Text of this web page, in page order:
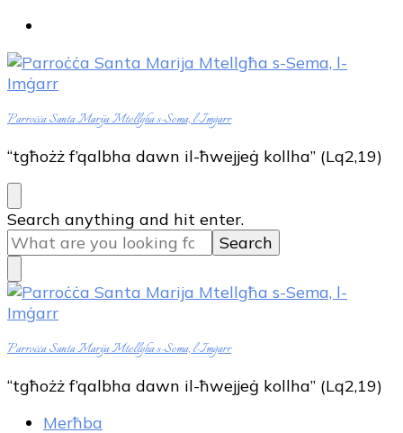
Parroċċa Santa Marija Mtellgħa s-Sema, l-Imġarr
“tgħożż f’qalbha dawn il-ħwejjeġ kollha” (Lq2,19)
Looking
for
Something?
Search anything and hit enter.
Parroċċa Santa Marija Mtellgħa s-Sema, l-Imġarr
“tgħożż f’qalbha dawn il-ħwejjeġ kollha” (Lq2,19)
Merħba